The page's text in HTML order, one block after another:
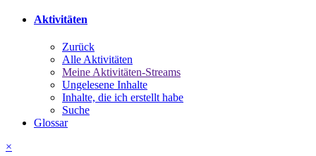
Aktivitäten
Zurück
Alle Aktivitäten
Meine Aktivitäten-Streams
Ungelesene Inhalte
Inhalte, die ich erstellt habe
Suche
Glossar
×